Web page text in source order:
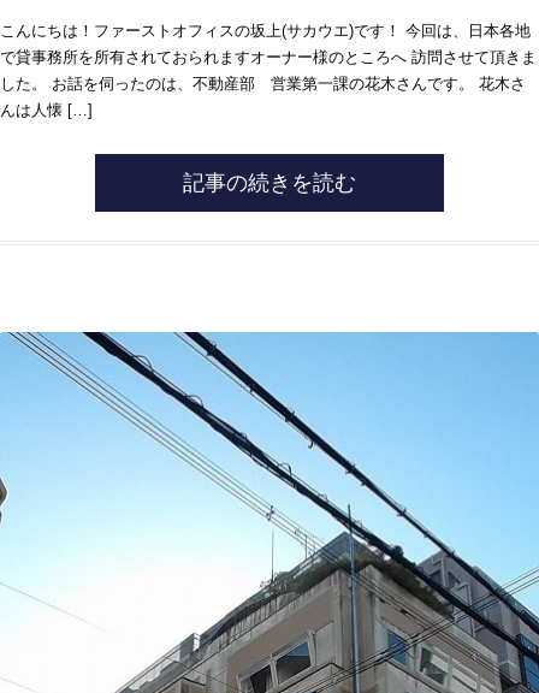
こんにちは！ファーストオフィスの坂上(サカウエ)です！ 今回は、日本各地
で貸事務所を所有されておられますオーナー様のところへ 訪問させて頂きま
した。 お話を伺ったのは、不動産部 営業第一課の花木さんです。 花木さ
んは人懐 […]
記事の続きを読む